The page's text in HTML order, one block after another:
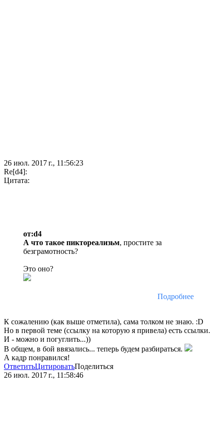
26 июл. 2017 г., 11:56:23
Re[d4]:
Цитата:
от:d4
А что такое пиктореализьм, простите за
безграмотность?
Это оно?
Подробнее
К сожалению (как выше отметила), сама толком не знаю. :D
Но в первой теме (ссылку на которую я привела) есть ссылки.
И - можно и погуглить...))
В общем, в бой ввязались... теперь будем разбираться.
А кадр понравился!
ОтветитьЦитироватьПоделиться
26 июл. 2017 г., 11:58:46